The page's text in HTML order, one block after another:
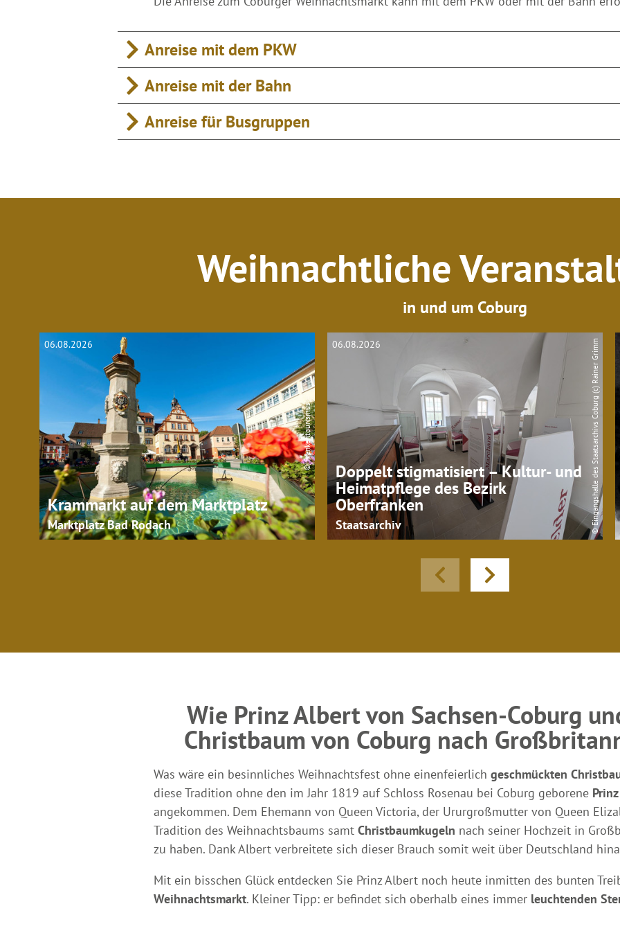
Anreise mit dem PKW
Anreise mit der Bahn
Anreise für Busgruppen
Weihnachtliche
in und um Coburg
06.08.2026
Krammarkt auf dem Marktplatz
Marktplatz Bad Rodach
© Frankentourismus
06.08.2026
Doppelt stigmatisiert – Kultur- und
Heimatpflege des Bezirk
Oberfranken
Staatsarchiv © Eingangshalle des Staatsarchivs Coburg (c) Rainer Grimm
Wie Prinz Albert von Sachsen-Coburg
Christbaum von Coburg nach
Was wäre ein besinnliches Weihnachtsfest ohne einenfeierlich geschmückten
diese Tradition ohne den im Jahr 1819 auf Schloss Rosenau bei Coburg geborene
angekommen. Dem Ehemann von Queen Victoria, der Ururgroßmutter von Queen
Tradition des Weihnachtsbaums samt Christbaumkugeln nach seiner Hochzeit in
zu haben. Dank Albert verbreitete sich dieser Brauch somit weit über Deutschland
Mit ein bisschen Glück entdecken Sie Prinz Albert noch heute inmitten des bunten
Weihnachtsmarkt. Kleiner Tipp: er befindet sich oberhalb eines immer leuchtenden